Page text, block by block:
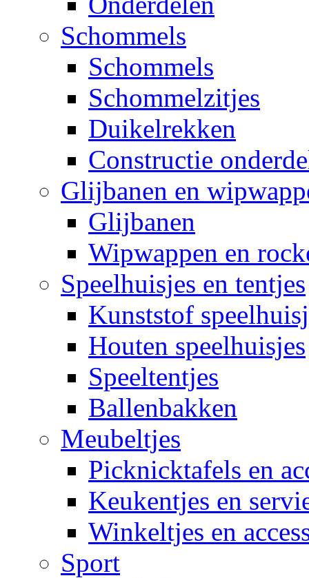
Schommels
Schommels
Schommelzitjes
Duikelrekken
Constructie
Glijbanen en
Glijbanen
Wipwappen en
Speelhuisjes en tentjes
Kunststof
Houten speelhuisjes
Speeltentjes
Ballenbakken
Meubeltjes
Picknicktafels en
Keukentjes en
Winkeltjes en
Sport